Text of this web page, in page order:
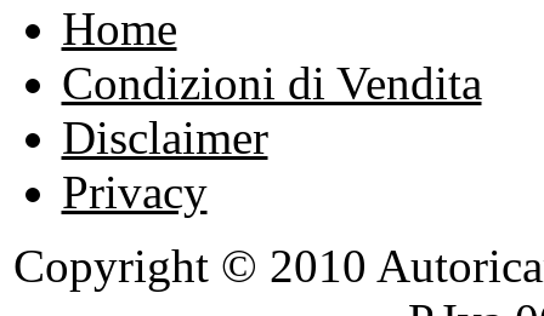
Home
Condizioni di Vendita
Disclaimer
Privacy
Copyright © 2010